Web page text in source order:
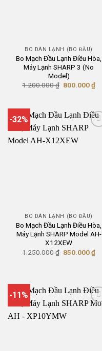
BO DÀN LẠNH (BO ĐẦU)
Bo Mạch Đầu Lạnh Điều Hòa,
Máy Lạnh SHARP 3 (No
Model)
1.200.000₫ Giá
800.000₫Giá
-32%
BO DÀN LẠNH (BO ĐẦU)
Bo Mạch Đầu Lạnh Điều Hòa,
Máy Lạnh SHARP Model AH-
X12XEW
1.250.000₫ Giá
850.000₫Giá
-11%